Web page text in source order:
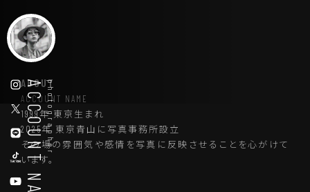
photographer
ACCOUNT NAME
ABOUT
ACCOUNT NAME
1999年 東京生まれ
2025年 東京青山に写真事務所設立
その場の雰囲気や感情を写真に反映させることを心がけて
います。